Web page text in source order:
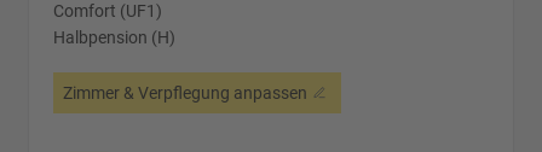
Comfort (UF1)
Halbpension (H)
Zimmer & Verpflegung anpassen